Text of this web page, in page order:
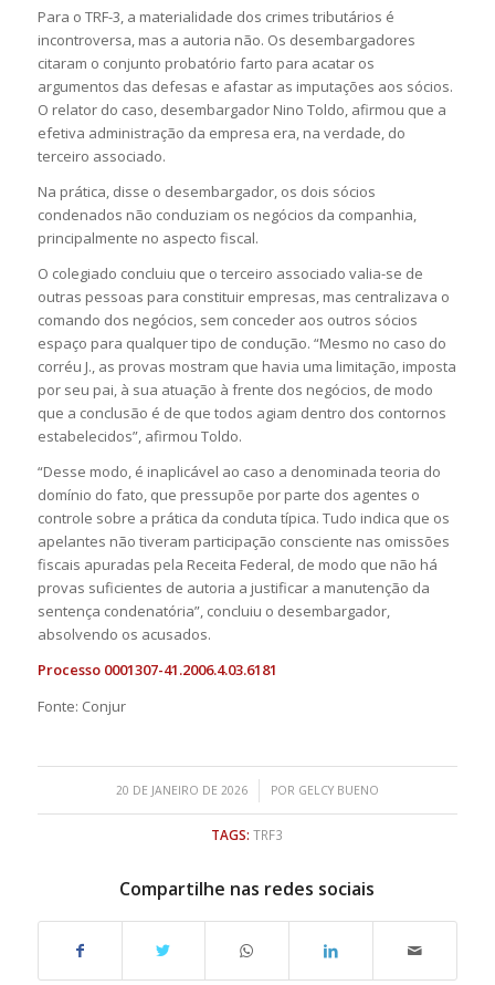
Para o TRF-3, a materialidade dos crimes tributários é
incontroversa, mas a autoria não. Os desembargadores
citaram o conjunto probatório farto para acatar os
argumentos das defesas e afastar as imputações aos sócios.
O relator do caso, desembargador Nino Toldo, afirmou que a
efetiva administração da empresa era, na verdade, do
terceiro associado.
Na prática, disse o desembargador, os dois sócios
condenados não conduziam os negócios da companhia,
principalmente no aspecto fiscal.
O colegiado concluiu que o terceiro associado valia-se de
outras pessoas para constituir empresas, mas centralizava o
comando dos negócios, sem conceder aos outros sócios
espaço para qualquer tipo de condução. “Mesmo no caso do
corréu J., as provas mostram que havia uma limitação, imposta
por seu pai, à sua atuação à frente dos negócios, de modo
que a conclusão é de que todos agiam dentro dos contornos
estabelecidos”, afirmou Toldo.
“Desse modo, é inaplicável ao caso a denominada teoria do
domínio do fato, que pressupõe por parte dos agentes o
controle sobre a prática da conduta típica. Tudo indica que os
apelantes não tiveram participação consciente nas omissões
fiscais apuradas pela Receita Federal, de modo que não há
provas suficientes de autoria a justificar a manutenção da
sentença condenatória”, concluiu o desembargador,
absolvendo os acusados.
Processo 0001307-41.2006.4.03.6181
Fonte: Conjur
20 DE JANEIRO DE 2026
/ POR GELCY BUENO
TAGS: TRF3
Compartilhe nas redes sociais